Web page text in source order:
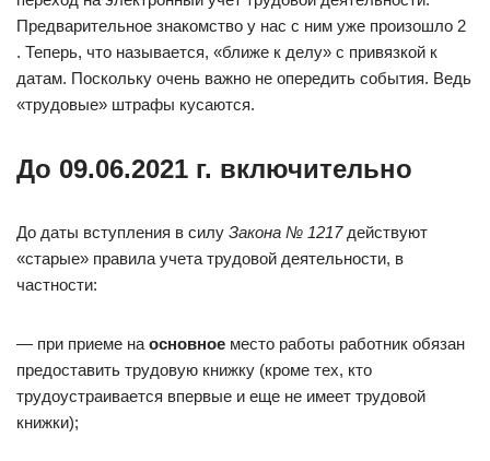
Предварительное знакомство у нас с ним уже произошло 2
. Теперь, что называется, «ближе к делу» с привязкой к
датам. Поскольку очень важно не опередить события. Ведь
«трудовые» штрафы кусаются.
До 09.06.2021 г. включительно
До даты вступления в силу Закона № 1217действуют
«старые» правила учета трудовой деятельности, в
частности:
— при приеме на основное место работы работник обязан
предоставить трудовую книжку (кроме тех, кто
трудоустраивается впервые и еще не имеет трудовой
книжки);